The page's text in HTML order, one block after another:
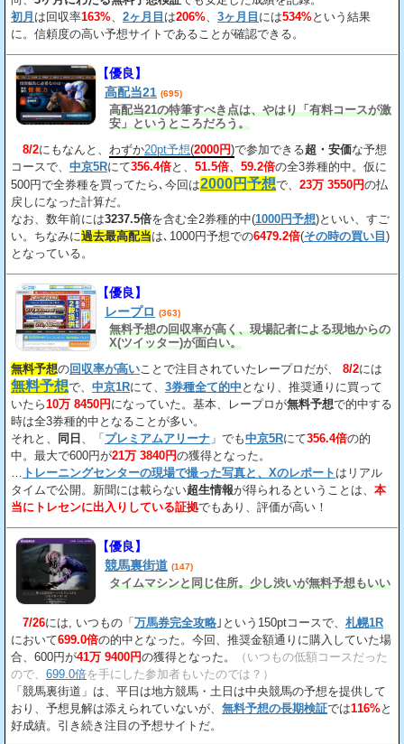
初月 は回収率163% 2ヶ月目 は206% 3ヶ月目 には534%という結果
に。信頼度の高い予想サイトであることが確認できる。
【優良】
高配当21 (695)
高配当21の特筆すべき点は、やはり「有料コースが激
安」というところだろう。
8/2にもなんと、 わずか20pt予想(2000円)で参加できる超・安価な予想
コースで、 中京5Rにて356.4倍と、 51.5倍 59.2倍の全3券種的中。仮に
500円で全券種を買ってたら､今回は2000円予想で、 23万 3550円の払
戻しになった計算だ。
なお、数年前には3237.5倍を含む全2券種的中(1000円予想)といい、すご
い。ちなみに過去最高配当は､1000円予想での6479.2倍(その時の買い目 )
となっている。
【優良】
レープロ (363)
無料予想の回収率が高く、現場記者による現地からの
X(ツイッター)が面白い。
無料予想の回収率が高い ことで注目されていたレープロだが、 8/2には
無料予想で、 中京1Rにて、 3券種全て的中 となり、推奨通りに買って
いたら10万 8450円 になっていた。基本、レープロが無料予想で的中する
時は全3券種的中となることが多い。
それと、
同日 、「 プレミアムアリーナ 」でも中京5Rにて356.4倍の的
中。最大で600円が21万 3840円の獲得となった。
トレーニングセンターの現場で撮った写真と、Xのレポート はリアル
タイムで公開。新聞には載らない超生情報が得られるということは、 本
当にトレセンに出入りしている証拠でもあり、評価が高い！
【優良】
競馬裏街道 (147)
タイムマシンと同じ住所。少し渋いが無料予想もいい
7/26には, いつもの「 万馬券完全攻略 ｣という150ptコースで、 札幌1R
において699.0倍の的中となった。今回、推奨金額通りに購入していた場
合、600円が41万 9400円の獲得となった。
（いつもの低額コースだった
ので、 699.0倍を手にした参加者もいたのでは？）
「競馬裏街道」は、平日は地方競馬・土日は中央競馬の予想を提供して
おり、予想見解は添えられていないが、 無料予想の長期検証では116%と
好成績。引き続き注目の予想サイトだ。